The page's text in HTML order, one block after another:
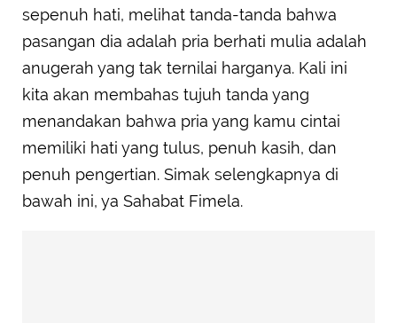
sepenuh hati, melihat tanda-tanda bahwa
pasangan dia adalah pria berhati mulia adalah
anugerah yang tak ternilai harganya. Kali ini
kita akan membahas tujuh tanda yang
menandakan bahwa pria yang kamu cintai
memiliki hati yang tulus, penuh kasih, dan
penuh pengertian. Simak selengkapnya di
bawah ini, ya Sahabat Fimela.